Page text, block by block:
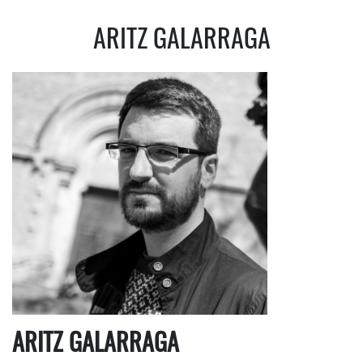
ARITZ GALARRAGA
ARITZ GALARRAGA